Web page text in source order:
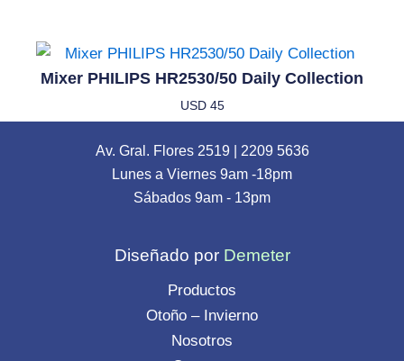
Mixer PHILIPS HR2530/50 Daily Collection
USD45
Av. Gral. Flores 2519| 2209 5636
Lunes a Viernes 9am -18pm
Sábados 9am - 13pm
Diseñado por Demeter
Productos
Otoño – Invierno
Nosotros